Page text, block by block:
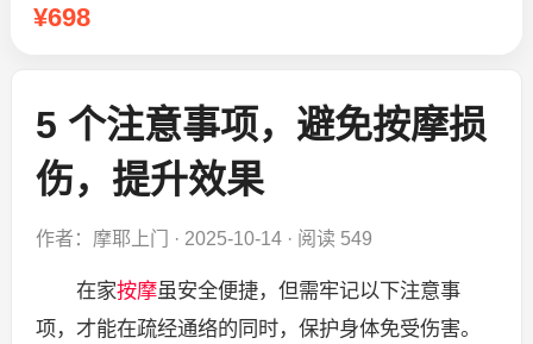
¥698
5 个注意事项，避免按摩损
伤，提升效果​
作者：摩耶上门 · 2025-10-14· 阅读 549
在家按摩虽安全便捷，但需牢记以下注意事
项，才能在疏经通络的同时，保护身体免受伤害。